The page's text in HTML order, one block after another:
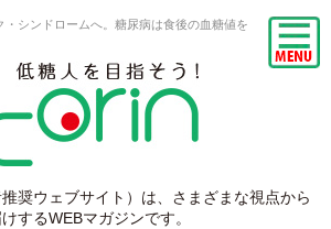
シンドロームへ。糖尿病は食後の血糖値を
奨ウェブサイト）は、さまざまな視点から
するWEBマガジンです。